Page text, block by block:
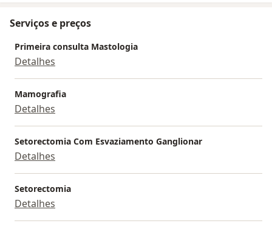
Serviços e preços
Primeira consulta Mastologia
Detalhes
Mamografia
Detalhes
Setorectomia Com Esvaziamento Ganglionar
Detalhes
Setorectomia
Detalhes